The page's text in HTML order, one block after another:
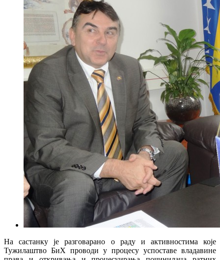
На састанку је разговарано о раду и активностима које
Тужилаштво БиХ проводи у процесу успоставе владавине